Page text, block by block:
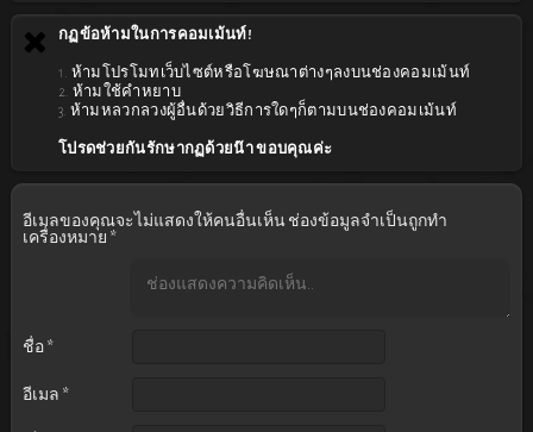
กฏข้อห้ามในการคอมเม้นท์!
1. ห้ามโปรโมทเว็บไซต์หรือโฆษณาต่างๆลงบนช่องคอมเม้นท์
2. ห้ามใช้คำหยาบ
3. ห้ามหลวกลวงผู้อื่นด้วยวิธีการใดๆก็ตามบนช่องคอมเม้นท์
โปรดช่วยกันรักษากฏด้วยน๊า ขอบคุณค่ะ
อีเมลของคุณจะไม่แสดงให้คนอื่นเห็น ช่องข้อมูลจำเป็นถูกทำ
เครื่องหมาย *
ชื่อ *
อีเมล *